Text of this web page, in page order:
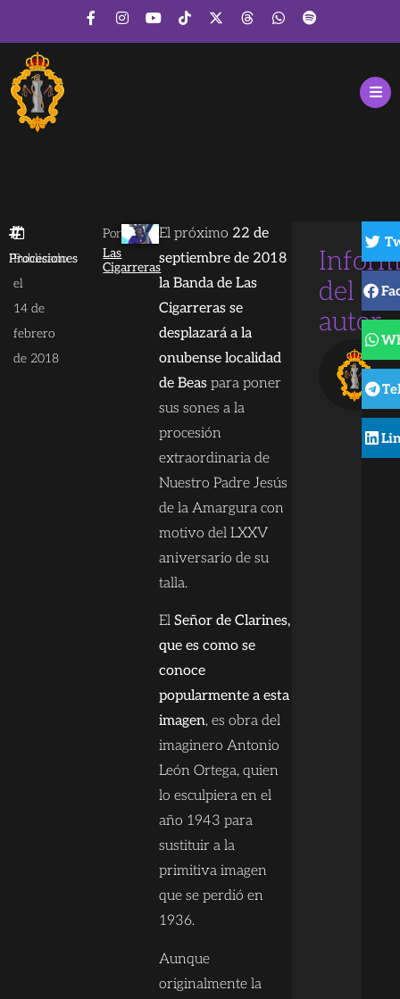
Procesiones
Publicado
el
14 de
febrero
de 2018
Por
Las
Cigarreras
El próximo 22 de
septiembre de 2018
la Banda de Las
Cigarreras se
desplazará a la
onubense localidad
de Beaspara poner
sus sones a la
procesión
extraordinaria de
Nuestro Padre Jesús
de la Amargura con
motivo del LXXV
aniversario de su
talla.
El Señor de Clarines,
que es como se
conoce
popularmente a esta
imagen, es obra del
imaginero Antonio
León Ortega, quien
lo esculpiera en el
año 1943 para
sustituir a la
primitiva imagen
que se perdió en
1936.
Aunque
originalmente la
del
autor